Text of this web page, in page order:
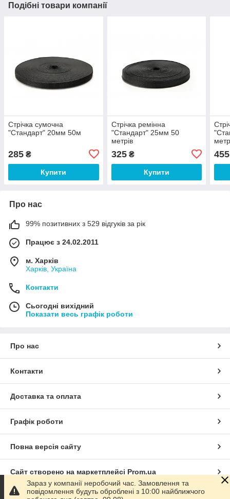
Подібні товари компанії
Стрічка сумочна
"Стандарт" 20мм 50м
285 ₴
Купити
Стрічка ремінна
"Стандарт" 25мм 50
метрів
325₴
Купити
455
Про нас
99% позитивних з 529 відгуків за рік
Працює з 24.02.2011
м. Харків
Харків, Україна
Контакти
Сьогодні вихідний
Показати весь графік роботи
Про нас
Контакти
Доставка та оплата
Графік роботи
Повна версія сайту
Сайт створено на маркетплейсі Prom.ua
Політика конфіденційності
Зараз у компанії неробочий час. Замовлення та
повідомлення будуть оброблені з 10:00 найближчого